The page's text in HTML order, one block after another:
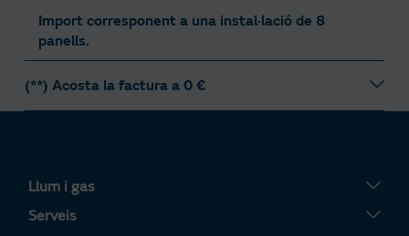
Durant el procés de contractació podràs escollir
un servei de manteniment de llum.
Col·locació del comptador
Quan hagis contractat, tornarem a contactar amb
la teva distribuïdora per comunicar-li la
Inici del subministrament de la llum
La distribuïdora obrirà el subministrament i el
Import corresponent a una instal·lació de 8
panells.
(**) Acosta la factura a 0 €
Llum i gas
Pla Fix Llum 24h
Serveis